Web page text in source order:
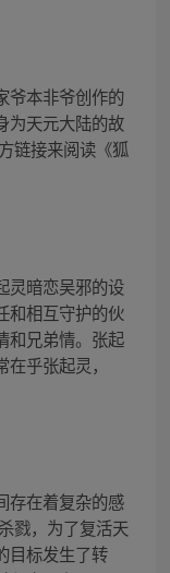
爷本非爷创作的
为天元大陆的故
链接来阅读《狐
灵暗恋吴邪的设
和相互守护的伙
和兄弟情。张起
乎张起灵，
存在着复杂的感
戮，为了复活天
目标发生了转